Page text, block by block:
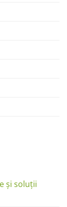
și soluții